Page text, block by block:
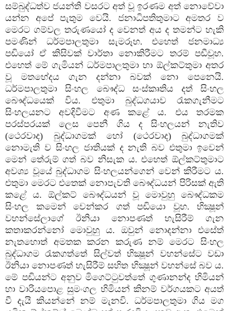
සම්බුද්ධත්ව ජයන්ති වසරට අත් වූ ඉරණම අත් නොවේවා
යන්න අපේ පැතුම වෙයි. ජනාධිපතිතුමාට අමතර ව
මෙරට ගම්වල තරුණයෝ ද වෙනත් අය ද තමන්ට හැකි
පමණින් ධර්මපාලතුමා සැමරූහ. එහෙත් ජනමාධ්‍ය
පඬියෝ ඒ කිසිවක් වාර්තා නොකිරීමට තරම් පඬීවූහ.
එහෙත් මේ ගැමියන් ධර්මපාලතුමා හා ඕල්කට්තුමා අතර
වූ මතභේදය ගැන දන්නා බවක් නො පෙනෙයි.
ධර්මපාලතුමා සිංහල බෞද්ධ සංස්කෘතිය දත් සිංහල
බෞද්ධයෙක් විය. එතුමා බුද්ධගයාව රැකගැනීමට
සිංහලයනට අවදිවීමට අණ කළේ ය. එය තරමක
පරස්පරයක් ලෙස පෙනී ගිය ද සිංහලයන් නැතිව
(ථෙරවාද) බුද්ධාගමක් හෝ (ථෙරවාද) බුද්ධාගමක්
නොමැති ව සිංහල ජාතියක් ද නැති බව එතුමා ඉවෙන්
මෙන් තේරුම් ගත් බව නිසැක ය. එහෙත් ඕල්කට්තුමාට
අවශ්‍ය වූයේ බුද්ධාගම සිංහලයන්ගෙන් වෙන් කිරීමට ය.
එතුමා මෙරට එතෙක් නොපැවති බෞද්ධයන් පිරිසක් ඇති
කළේ ය. ඕල්කට් බෞද්ධයන් වූ මොවුහු බෞද්ධකම
සිංහල කමෙන් වෙන්කර ගත් පඬියො වූහ. භික්‍ෂූන්
වහන්සේලාගේ ඊනියා නොපණත් හැසිරීම් ගැන
කතාකරන්නෝ මොවුහු ය. ඔවුන් නොදන්නා එසේත්
නැතහොත් අමතක කරන කරුණ නම් මෙරට සිංහල
බුද්ධාගම රැකගත්තේ සිල්වත් භික්‍ෂූන් වහන්සේට වඩා
ඊනියා නොපණත් හැසිරීම් සහිත භික්‍ෂූන් වහන්සේ බව ය.
මේ පඬියන්ට අනුව මිගෙට්ටුවත්තේ ගුණානන්ද හිමියන්
හා වාරියපොළ සුමංගල හිමියන් කිනම් වර්ගයකට අයත්
වී දැයි කියන්නේ නම් මැනවි. ධර්මපාලතුමා ගිය මග